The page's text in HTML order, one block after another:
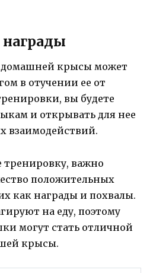
крысы может
в отучении ее от
вы будете
и открывать для нее
взаимодействий.
тренировку, важно
положительных
как награды и похвалы.
на еду, поэтому
могут стать отличной
крысы.